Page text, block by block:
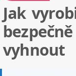
Jak
vyhnout